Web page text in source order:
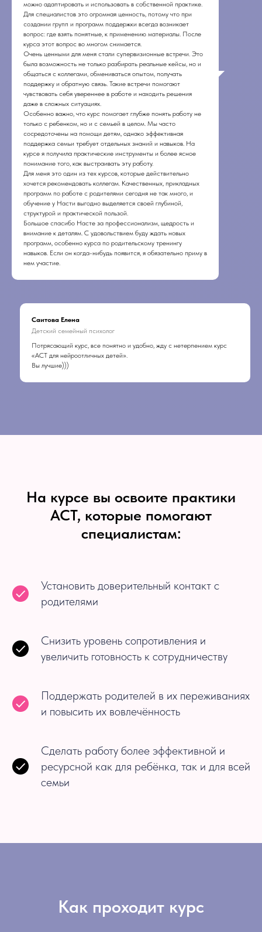
можно адаптировать и использовать в собственной практике.
Для специалистов это огромная ценность, потому что при
создании групп и программ поддержки всегда возникает
вопрос: где взять понятные, к применению материалы. После
курса этот вопрос во многом снимается.
Очень ценными для меня стали супервизионные встречи. Это
была возможность не только разбирать реальные кейсы, но и
общаться с коллегами, обмениваться опытом, получать
поддержку и обратную связь. Такие встречи помогают
чувствовать себя увереннее в работе и находить решения
даже в сложных ситуациях.
Особенно важно, что курс помогает глубже понять работу не
только с ребенком, но и с семьей в целом. Мы часто
сосредоточены на помощи детям, однако эффективная
поддержка семьи требует отдельных знаний и навыков. На
курсе я получила практические инструменты и более ясное
понимание того, как выстраивать эту работу.
Для меня это один из тех курсов, которые действительно
хочется рекомендовать коллегам. Качественных, прикладных
программ по работе с родителями сегодня не так много, и
обучение у Насти выгодно выделяется своей глубиной,
структурой и практической пользой.
Большое спасибо Насте за профессионализм, щедрость и
внимание к деталям. С удовольствием буду ждать новых
программ, особенно курса по родительскому тренингу
навыков. Если он когда-нибудь появится, я обязательно приму в
нем участие.
Саитова Елена
Детский семейный психолог
Потрясающий курс, все понятно и удобно, жду с нетерпением курс
«АСТ для нейроотличных детей».
Вы лучшие)))
На курсе вы освоите практики
АСТ, которые помогают
специалистам:
Установить доверительный контакт с
родителями
Снизить уровень сопротивления и
увеличить готовность к сотрудничеству
Поддержать родителей в их переживаниях
и повысить их вовлечённость
Сделать работу более эффективной и
ресурсной как для ребёнка, так и для всей
семьи
Как проходит курс